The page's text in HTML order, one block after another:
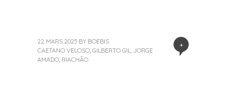
+
22 MARS 2025 BY BOEBIS
CAETANO VELOSO GILBERTO GIL
JORGE
AMADO RIACHÃO